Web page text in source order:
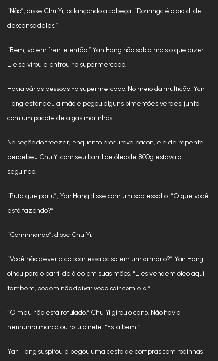
“Não”, disse Chu Yi, balançando a cabeça. “Domingo é o dia d-de
descanso deles.”
“Bem, vá em frente então.” Yan Hang não sabia mais o que dizer.
Ele se virou e entrou no supermercado.
Havia várias pessoas no supermercado. No meio da multidão, Yan
Hang estendeu a mão e pegou alguns pimentões verdes, junto
com um pacote de algas marinhas.
Na seção do freezer, enquanto procurava bacon, ele de repente
percebeu Chu Yi com seu barril de óleo de 800g estava o
seguindo.
“Puta que pariu”, Yan Hang disse com um sobressalto. “O que você
está fazendo?”
“Caminhando”, disse Chu Yi.
“Você não deveria colocar essa coisa em um armário?” Yan Hang
olhou para o barril de óleo em suas mãos. “Eles vendem óleo aqui
também, podem não deixar você sair com ele.”
“O meu não está rotulado.” Chu Yi girou o cano. Não havia
nenhuma marca ou rótulo nele. “Está bem.”
Yan Hang suspirou e pegou uma cesta de compras com rodinhas